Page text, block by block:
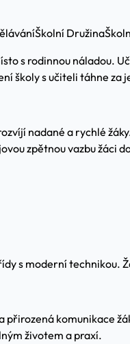
Školní Družina
s rodinnou náladou.
školy s učiteli táhne
nadané a rychlé
zpětnou vazbu žáci
s moderní technikou.
přirozená komunikace
životem a praxí.